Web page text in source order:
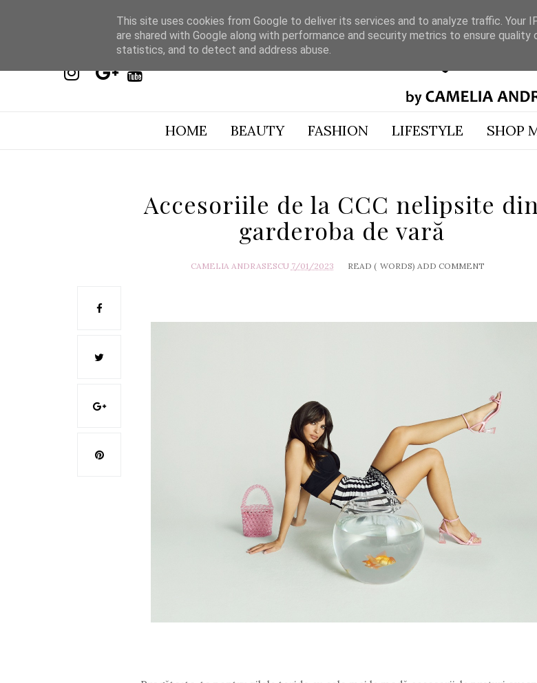
HOME BEAUTY FASHION LIFESTYLE SHOP
Accesoriile de la CCC nelipsite din
garderoba de vară
CAMELIA ANDRASESCU 7/01/2023 READ ( WORDS) ADD COMMENT
This site uses cookies from Google to deliver its services and to analyze traffic. Your
are shared with Google along with performance and security metrics to ensure quality
statistics, and to detect and address abuse.